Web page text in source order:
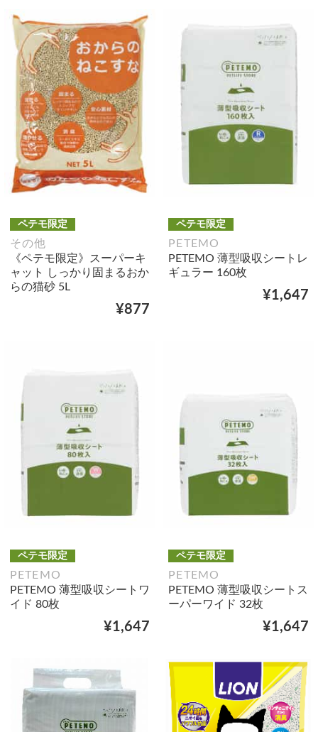
ペテモ限定
その他
《ペテモ限定》スーパーキ
ャット しっかり固まるおか
らの猫砂 5L
¥877
ペテモ限定
PETEMO
PETEMO 薄型吸収シートレ
ギュラー 160枚
¥1,647
ペテモ限定
PETEMO
PETEMO 薄型吸収シートワ
イド 80枚
¥1,647
ペテモ限定
PETEMO
PETEMO 薄型吸収シートス
ーパーワイド 32枚
¥1,647